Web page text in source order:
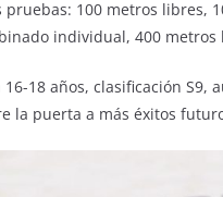
100 metros libres,
individual, 400
18 años, clasificación S9,
la puerta a más éxitos